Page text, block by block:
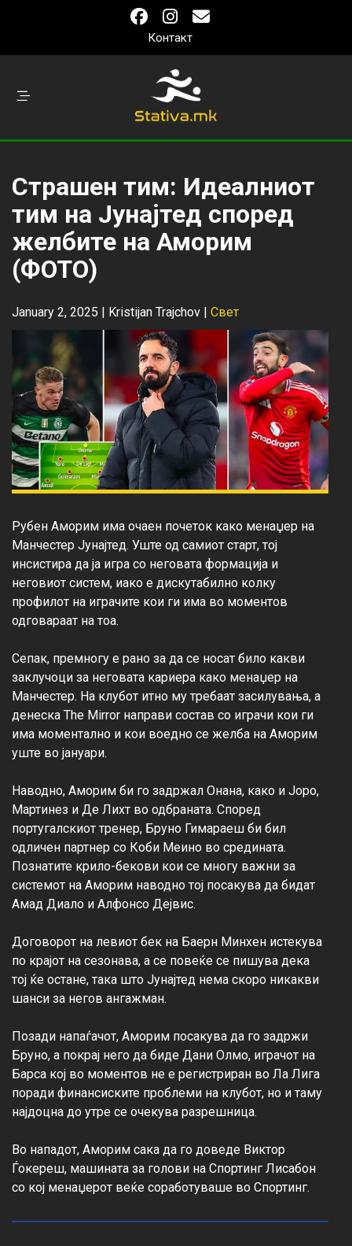
Контакт
Страшен тим: Идеалниот
тим на Јунајтед според
желбите на Аморим
(ФОТО)
January 2, 2025 | Kristijan Trajchov | Свет
Рубен Аморим има очаен почеток како менаџер на
Манчестер Јунајтед. Уште од самиот старт, тој
инсистира да ја игра со неговата формација и
неговиот систем, иако е дискутабилно колку
профилот на играчите кои ги има во моментов
одговараат на тоа.
Сепак, премногу е рано за да се носат било какви
заклучоци за неговата кариера како менаџер на
Манчестер. На клубот итно му требаат засилувања, а
денеска The Mirror направи состав со играчи кои ги
има моментално и кои воедно се желба на Аморим
уште во јануари.
Наводно, Аморим би го задржал Онана, како и Јоро,
Мартинез и Де Лихт во одбраната. Според
португалскиот тренер, Бруно Гимараеш би бил
одличен партнер со Коби Меино во средината.
Познатите крило-бекови кои се многу важни за
системот на Аморим наводно тој посакува да бидат
Амад Диало и Алфонсо Дејвис.
Договорот на левиот бек на Баерн Минхен истекува
по крајот на сезонава, а се повеќе се пишува дека
тој ќе остане, така што Јунајтед нема скоро никакви
шанси за негов ангажман.
Позади напаѓачот, Аморим посакува да го задржи
Бруно, а покрај него да биде Дани Олмо, играчот на
Барса кој во моментов не е регистриран во Ла Лига
поради финансиските проблеми на клубот, но и таму
најдоцна до утре се очекува разрешница.
Во нападот, Аморим сака да го доведе Виктор
Ѓокереш, машината за голови на Спортинг Лисабон
со кој менаџерот веќе соработуваше во Спортинг.